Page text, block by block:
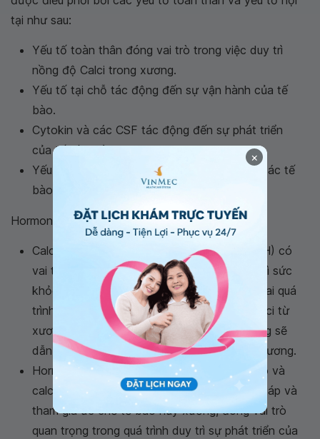
tại như sau:
Yếu tố toàn thân đóng vai trò trong việc duy trì
nồng độ Calci trong xương.
Yếu tố tại chỗ tác động đến sự vận hành của tế
bào.
Cytokin và các CSF tác động đến sự phát triển
của tế bào hủy xương.
Yếu tố tăng trưởng giúp kích thích sản sinh các tế
bào tạo xương và biệt hóa tế bào.
Hormone điều tiết Calci:
Calcitrol, calcitonin và hormon cận giáp (PTH) có
vai trò kiểm soát calci trong xương và duy trì sức
khỏe của xương. PTH giúp tăng trưởng cả hai quá
trình hủy xương và tạo xương, di chuyển calci từ
xương vào máu, tuy nhiên nồng độ PTH tăng sẽ
dẫn đến hội chứng cường cận giáp và mất xương.
Hormone calcitrol giúp tăng hấp thu phospho và
calci vào ruột. Calcitonin sản sinh từ tuyến giáp và
tham gia ức chế tế bào hủy xương, đóng vai trò
quan trọng trong quá trình duy trì sự phát triển của
×